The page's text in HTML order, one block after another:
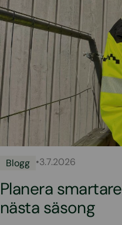
Blogg •3.7.2026
Planera
nästa säsong